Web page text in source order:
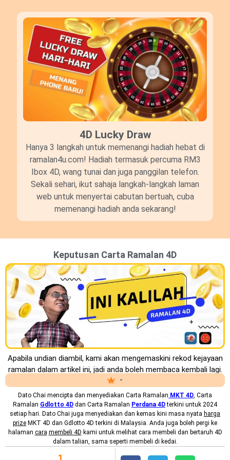
4D Lucky Draw​
Hanya 3 langkah untuk memenangi hadiah hebat di
ramalan4u.com! Hadiah termasuk percuma RM3
Ibox 4D, wang tunai dan juga panggilan telefon.
Sekali sehari, ikut sahaja langkah-langkah laman
web untuk menyertai cabutan bertuah, cuba
memenangi hadiah anda sekarang!
Keputusan Carta Ramalan 4D
Apabila undian diambil, kami akan mengemaskini rekod kejayaan
ramalan dalam artikel ini, jadi anda boleh membaca kembali lagi.
-
Dato Chai mencipta dan menyediakan Carta Ramalan MKT 4D, Carta
Ramalan Gdlotto 4D dan Carta Ramalan Perdana 4Dterkini untuk 2024
setiap hari. Dato Chai juga menyediakan dan kemas kini masa nyata harga
prize MKT 4D dan Gdlotto 4D terkini di Malaysia. Anda juga boleh pergi ke
halaman cara membeli 4D kami untuk melihat cara membeli dan bertaruh 4D
dalam talian, sama seperti membeli di kedai.
1